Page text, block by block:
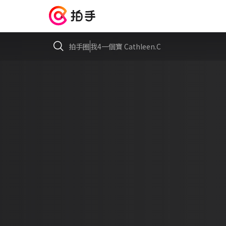
拍手圈我4一個寶 Cathleen.C